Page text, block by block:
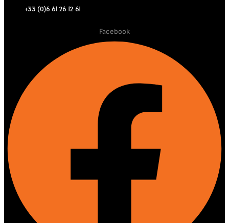
+33 (0)6 61 26 12 61
Facebook